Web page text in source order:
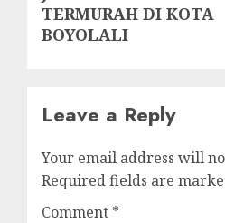
post:
TERMURAH DI KOTA
BOYOLALI
Leave a Reply
Your email address will
Required fields are
Comment *